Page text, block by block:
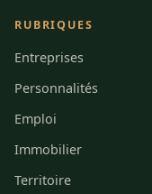
RUBRIQUES
Entreprises
Personnalités
Emploi
Immobilier
Territoire